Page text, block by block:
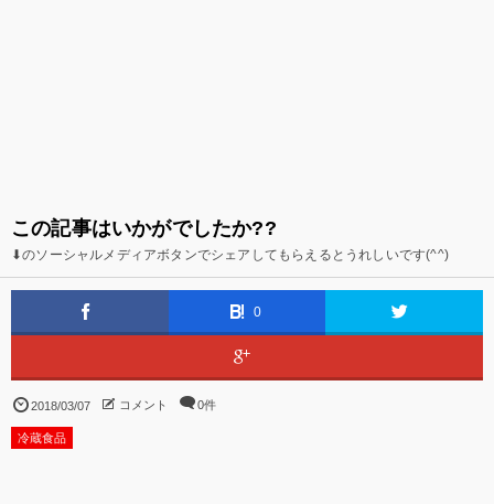
この記事はいかがでしたか??
⬇のソーシャルメディアボタンでシェアしてもらえるとうれしいです(^^)
0
2018/03/07 コメント 0件
冷蔵食品